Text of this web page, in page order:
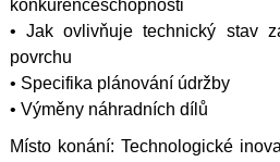
konkurenceschopnosti
• Jak ovlivňuje technický stav
povrchu
• Specifika plánování údržby
• Výměny náhradních dílů
Místo konání: Technologické